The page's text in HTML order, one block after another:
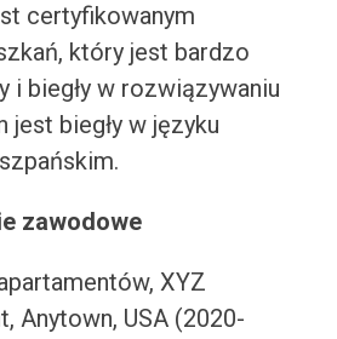
certyfikowanym
który jest bardzo
i biegły w rozwiązywaniu
jest biegły w języku
zawodowe
XYZ
Anytown, USA (2020-